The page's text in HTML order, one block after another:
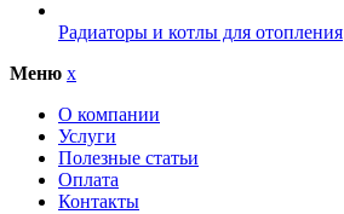
Радиаторы и котлы для отопления
Меню x
О компании
Услуги
Полезные статьи
Оплата
Контакты